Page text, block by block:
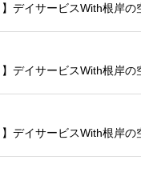
】デイサービスWith根岸の
】デイサービスWith根岸の
】デイサービスWith根岸の